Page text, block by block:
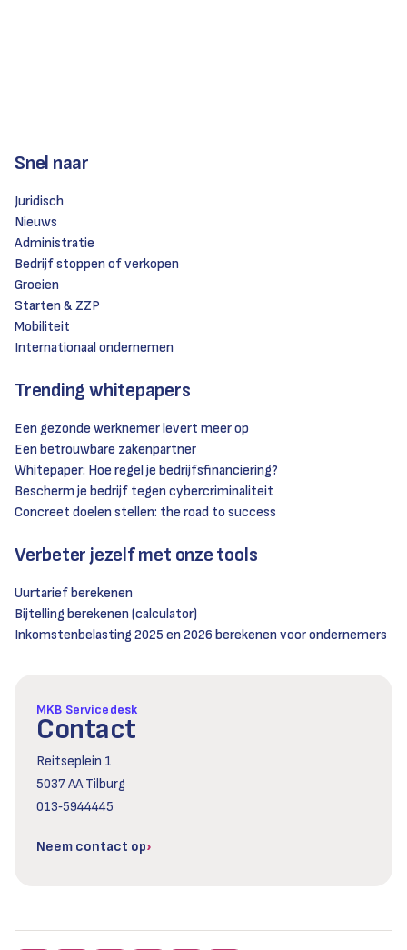
Snel naar
Juridisch
Nieuws
Administratie
Bedrijf stoppen of verkopen
Groeien
Starten & ZZP
Mobiliteit
Internationaal ondernemen
Trending whitepapers
Een gezonde werknemer levert meer op
Een betrouwbare zakenpartner
Whitepaper: Hoe regel je bedrijfsfinanciering?
Bescherm je bedrijf tegen cybercriminaliteit
Concreet doelen stellen: the road to success
Verbeter jezelf met onze tools
Uurtarief berekenen
Bijtelling berekenen (calculator)
Inkomstenbelasting 2025 en 2026 berekenen voor ondernemers
MKB Servicedesk
Contact
Reitseplein 1
5037 AA Tilburg
013‑5944445
Neem contact op